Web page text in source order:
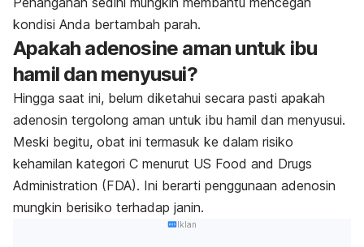
kondisi Anda bertambah parah.
Apakah adenosine aman untuk ibu
hamil dan menyusui?
Hingga saat ini, belum diketahui secara pasti apakah
adenosin tergolong aman untuk ibu hamil dan menyusui.
Meski begitu, obat ini termasuk ke dalam risiko
kehamilan kategori C menurut US Food and Drugs
Administration (FDA). Ini berarti penggunaan adenosin
mungkin berisiko terhadap janin.
Iklan